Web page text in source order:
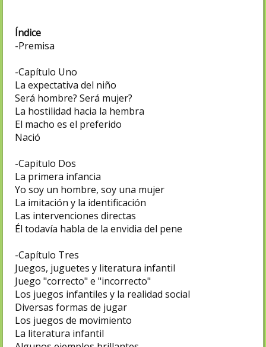
Índice
-Premisa
-Capítulo Uno
La expectativa del niño
Será hombre? Será mujer?
La hostilidad hacia la hembra
El macho es el preferido
Nació
-Capitulo Dos
La primera infancia
Yo soy un hombre, soy una mujer
La imitación y la identificación
Las intervenciones directas
Él todavía habla de la envidia del pene
-Capítulo Tres
Juegos, juguetes y literatura infantil
Juego "correcto" e "incorrecto"
Los juegos infantiles y la realidad social
Diversas formas de jugar
Los juegos de movimiento
La literatura infantil